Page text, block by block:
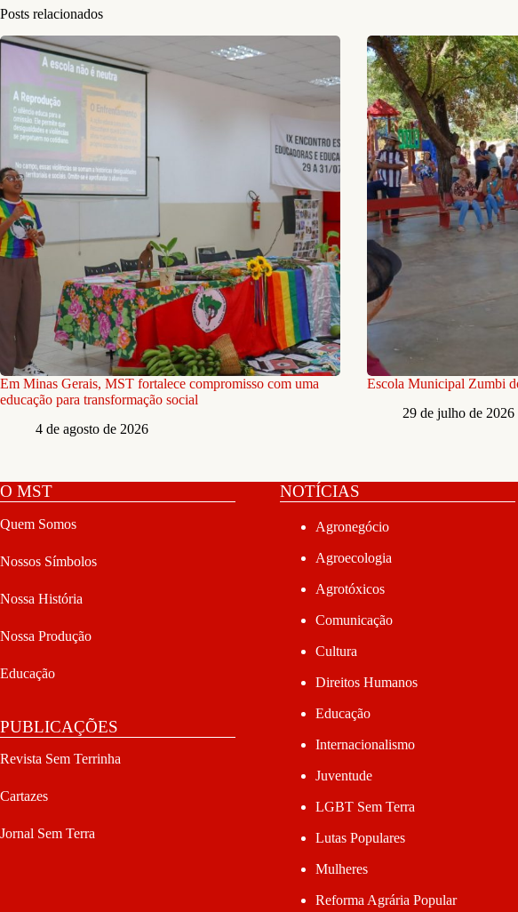
Posts relacionados
Em Minas Gerais, MST fortalece compromisso com uma
educação para transformação social
4 de agosto de 2026
Escola Municipal Zumbi
29 de julho de 2026
O MST
Quem Somos
Nossos Símbolos
Nossa História
Nossa Produção
Educação
PUBLICAÇÕES
Revista Sem Terrinha
Cartazes
Jornal Sem Terra
NOTÍCIAS
Agronegócio
Agroecologia
Agrotóxicos
Comunicação
Cultura
Direitos Humanos
Educação
Internacionalismo
Juventude
LGBT Sem Terra
Lutas Populares
Mulheres
Reforma Agrária Popular